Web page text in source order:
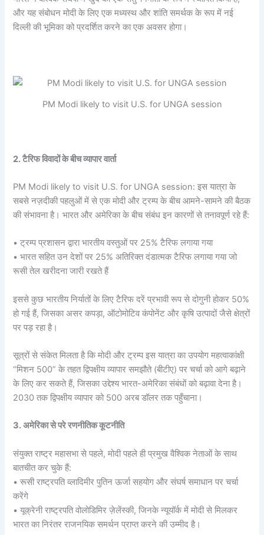
और यह संबोधन मोदी के लिए एक मध्यस्थ और शांति समर्थक के रूप में नई
दिल्ली की भूमिका को प्रदर्शित करने का एक अवसर होगा।
PM Modi likely to visit U.S. for UNGA session
2. टैरिफ विवादों के बीच व्यापार वार्ता
PM Modi likely to visit U.S. for UNGA session: इस यात्रा के
सबसे नज़दीकी पहलुओं में से एक मोदी और ट्रम्प के बीच आमने-सामने की बैठक
की संभावना है। भारत और अमेरिका के बीच संबंध इन कारणों से तनावपूर्ण रहे हैं:
• ट्रम्प प्रशासन द्वारा भारतीय वस्तुओं पर 25% टैरिफ लगाया गया
• भारत सहित उन देशों पर 25% अतिरिक्त दंडात्मक टैरिफ लगाया गया जो
रूसी तेल खरीदना जारी रखते हैं
इससे कुछ भारतीय निर्यातों के लिए टैरिफ दरें प्रभावी रूप से दोगुनी होकर 50%
हो गई हैं, जिसका असर कपड़ा, ऑटोमोटिव कंपोनेंट और कृषि उत्पादों जैसे क्षेत्रों
पर पड़ रहा है।
सूत्रों से संकेत मिलता है कि मोदी और ट्रम्प इस यात्रा का उपयोग महत्वाकांक्षी
“मिशन 500” के तहत द्विपक्षीय व्यापार समझौते (बीटीए) पर चर्चा को आगे बढ़ाने
के लिए कर सकते हैं, जिसका उद्देश्य भारत-अमेरिका संबंधों को बढ़ावा देना है।
2030 तक द्विपक्षीय व्यापार को 500 अरब डॉलर तक पहुँचाना।
3. अमेरिका से परे रणनीतिक कूटनीति
संयुक्त राष्ट्र महासभा से पहले, मोदी पहले ही प्रमुख वैश्विक नेताओं के साथ
बातचीत कर चुके हैं:
• रूसी राष्ट्रपति व्लादिमीर पुतिन ऊर्जा सहयोग और संघर्ष समाधान पर चर्चा
करेंगे
• यूक्रेनी राष्ट्रपति वोलोडिमिर ज़ेलेंस्की, जिनके न्यूयॉर्क में मोदी से मिलकर
भारत का निरंतर राजनयिक समर्थन प्राप्त करने की उम्मीद है।